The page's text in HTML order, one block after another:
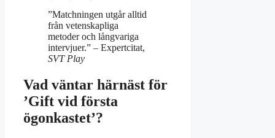
”Matchningen utgår alltid
från vetenskapliga
metoder och långvariga
intervjuer.” – Expertcitat,
SVT Play
Vad väntar härnäst för
’Gift vid första
ögonkastet’?